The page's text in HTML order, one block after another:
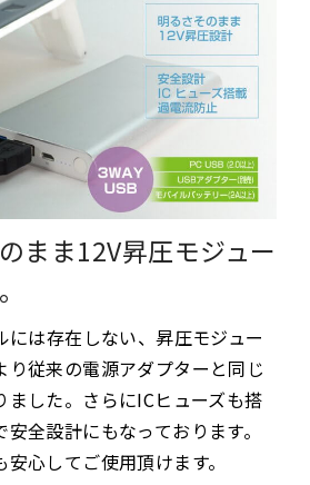
まま12V昇圧モジュー
には存在しない、昇圧モジュー
り従来の電源アダプターと同じ
ました。さらにICヒューズも搭
全設計にもなっております。
心してご使用頂けます。